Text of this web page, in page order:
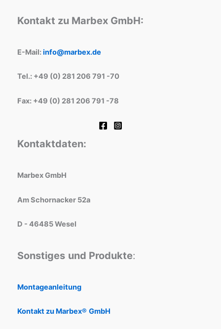
Kontakt zu Marbex GmbH:
E-Mail:info@marbex.de
Tel.: +49 (0) 281 206 791 -70
Fax: +49 (0) 281 206 791 -78
Kontaktdaten:
Marbex GmbH
Am Schornacker 52a
D - 46485 Wesel
Sonstiges und Produkte:
Montageanleitung
Kontakt zu Marbex® GmbH